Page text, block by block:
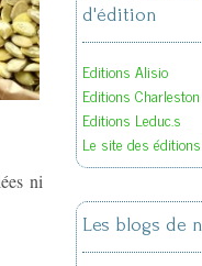
ni
d'édition
Editions Alisio
Editions Charleston
Editions Leduc.s
Le site des
Les blogs de